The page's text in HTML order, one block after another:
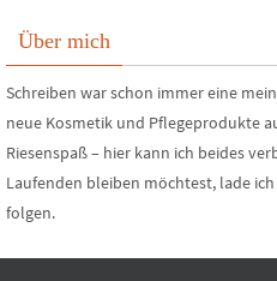
Über mich
Schreiben war schon immer eine
neue Kosmetik und Pflegeprodukte
Riesenspaß – hier kann ich beides
Laufenden bleiben möchtest, lade
folgen.